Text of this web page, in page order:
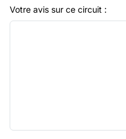
Votre avis sur ce circuit :